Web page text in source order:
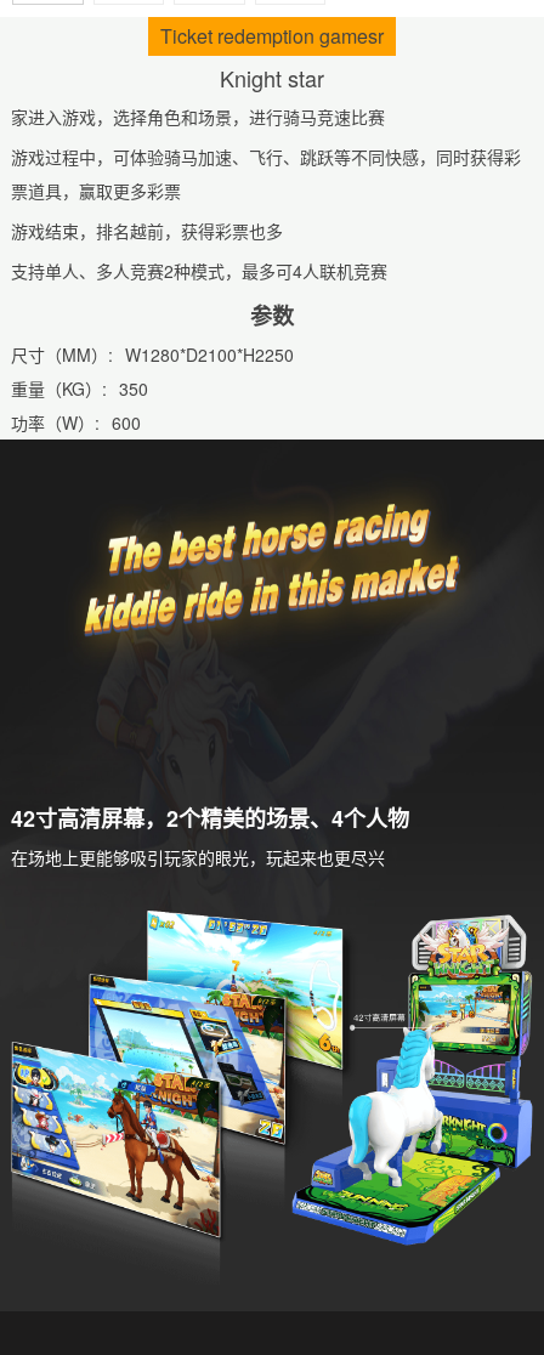
Ticket redemption gamesr
Knight star
家进入游戏，选择角色和场景，进行骑马竞速比赛
游戏过程中，可体验骑马加速、飞行、跳跃等不同快感，同时获得彩
票道具，赢取更多彩票
游戏结束，排名越前，获得彩票也多
支持单人、多人竞赛2种模式，最多可4人联机竞赛
参数
尺寸（MM）: W1280*D2100*H2250
重量（KG）: 350
功率（W）: 600
42寸高清屏幕，2个精美的场景、4个人物
在场地上更能够吸引玩家的眼光，玩起来也更尽兴